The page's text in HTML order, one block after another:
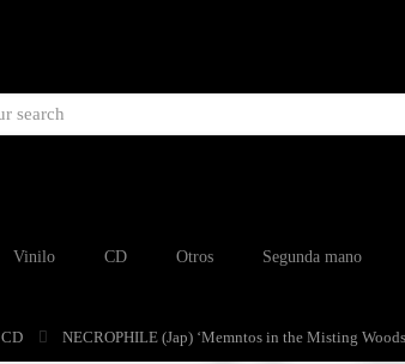
Vinilo CD Otros Segunda mano
CD NECROPHILE (Jap) ‘Memntos in the Misting